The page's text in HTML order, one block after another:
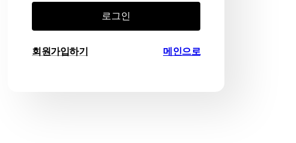
로그인
회원가입하기 메인으로